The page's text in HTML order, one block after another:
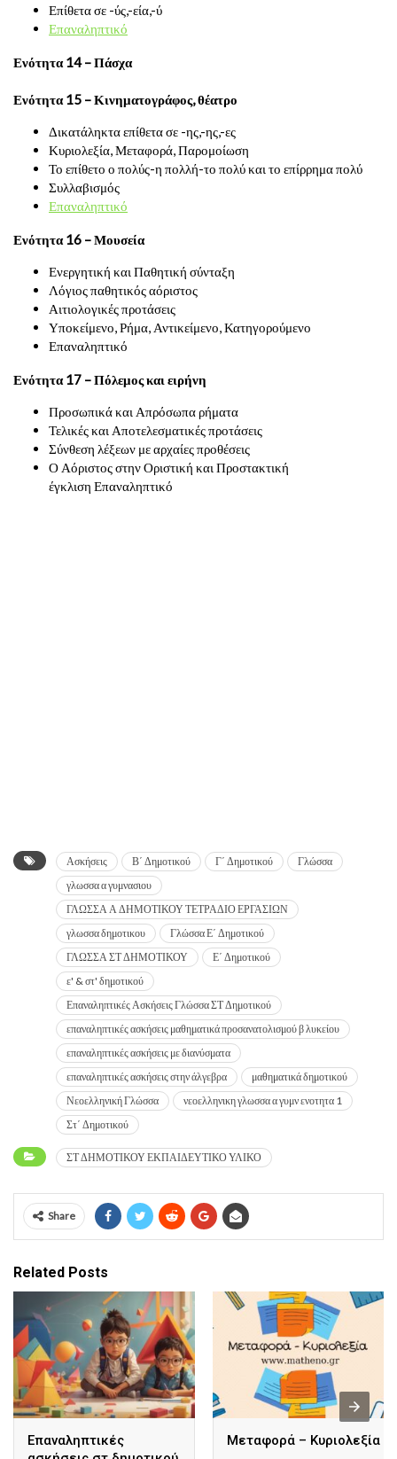
Επίθετα σε -ύς,-εία,-ύ
Επαναληπτικό
Ενότητα 14 – Πάσχα
Ενότητα 15 – Κινηματογράφος, θέατρο
Δικατάληκτα επίθετα σε -ης,-ης,-ες
Κυριολεξία, Μεταφορά, Παρομοίωση
Το επίθετο ο πολύς-η πολλή-το πολύ και το επίρρημα πολύ
Συλλαβισμός
Επαναληπτικό
Ενότητα 16 – Μουσεία
Ενεργητική και Παθητική σύνταξη
Λόγιος παθητικός αόριστος
Αιτιολογικές προτάσεις
Υποκείμενο, Ρήμα, Αντικείμενο, Κατηγορούμενο
Επαναληπτικό
Ενότητα 17 – Πόλεμος και ειρήνη
Προσωπικά και Απρόσωπα ρήματα
Τελικές και Αποτελεσματικές προτάσεις
Σύνθεση λέξεων με αρχαίες προθέσεις
Ο Αόριστος στην Οριστική και Προστακτική
έγκλιση Επαναληπτικό
Ασκήσεις Β΄ Δημοτικού Γ΄ Δημοτικού
Γλώσσα
γλωσσα α γυμνασιου
ΓΛΩΣΣΑ Α ΔΗΜΟΤΙΚΟΥ ΤΕΤΡΑΔΙΟ ΕΡΓΑΣΙΩΝ
γλωσσα δημοτικου
Γλώσσα Ε΄ Δημοτικού
ΓΛΩΣΣΑ ΣΤ ΔΗΜΟΤΙΚΟΥ
Ε΄ Δημοτικού
ε' & στ' δημοτικού
Επαναληπτικές Ασκήσεις Γλώσσα ΣΤ Δημοτικού
επαναληπτικές ασκήσεις μαθηματικά προσανατολισμού β λυκείου
επαναληπτικές ασκήσεις με διανύσματα
επαναληπτικές ασκήσεις στην άλγεβρα
μαθηματικά δημοτικού
Νεοελληνική Γλώσσα
νεοελληνικη γλωσσα α γυμν ενοτητα 1
Στ΄ Δημοτικού
ΣΤ ΔΗΜΟΤΙΚΟΥ ΕΚΠΑΙΔΕΥΤΙΚΟ ΥΛΙΚΟ
Share
Related Posts
Επαναληπτικές
Μεταφορά – Κυριολεξία